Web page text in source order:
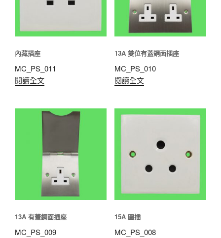
內藏插座
MC_PS_011
閱讀全文
13A 雙位有蓋鋼面插座
MC_PS_010
閱讀全文
13A 有蓋鋼面插座
MC_PS_009
15A 圓插
MC_PS_008